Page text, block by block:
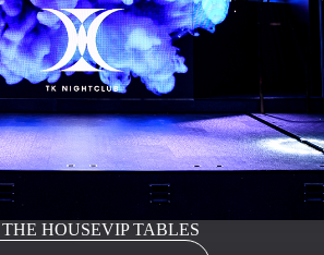
HOUSEVIP TABLES